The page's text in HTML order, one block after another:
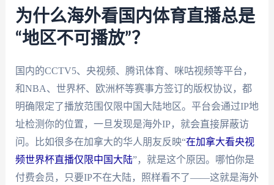
为什么海外看国内体育直播总是
“地区不可播放”？
国内的CCTV5、央视频、腾讯体育、咪咕视频等平台，
和NBA、世界杯、欧洲杯等赛事方签订的版权协议，都
明确限定了播放范围仅限中国大陆地区。平台会通过IP地
址检测你的位置，一旦发现是海外IP，就会直接屏蔽访
问。比如很多在加拿大的华人朋友反映“在加拿大看央视
频世界杯直播仅限中国大陆”，就是这个原因。哪怕你是
付费会员，只要IP不在大陆，照样看不了——这就是海外